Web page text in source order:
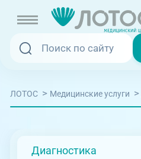
Услуги и цены
Записаться онлайн
Вызвать скорую
Медицина на дому
ЛОТОС > Медицинские услуги >
Диагностика